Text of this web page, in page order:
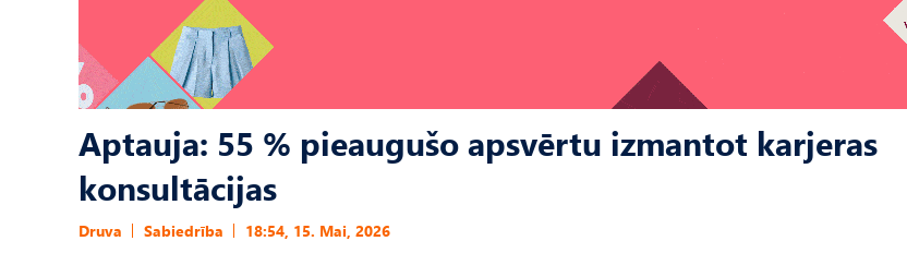
Aptauja: 55 % pieaugušo apsvērtu izmantot karjeras
konsultācijas
Druva Sabiedrība 18:54, 15. Mai, 2026